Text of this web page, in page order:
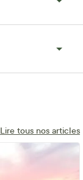
Lire tous nos articles